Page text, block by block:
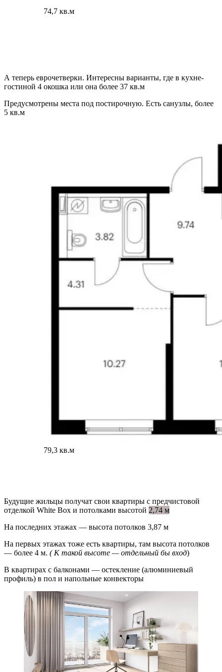
74,7 кв.м
А теперь еврочетверки. Интересны варианты, где в кухне-
гостиной 4 окошка или она более 37 кв.м
Предусмотрены места под постирочную. Есть санузлы, более
5 кв.м
79,3 кв.м
Будущие жильцы получат свои квартиры с предчистовой
отделкой White Box и потолками высотой 2,74 м
На последних этажах — высота потолков 3,87 м
На первых этажах тоже есть квартиры, там высота потолков
— более 4 м. ( К такой высоте — отдельный бы вход)
В квартирах с балконами — остекление (алюминиевый
профиль) в пол и напольные конвекторы